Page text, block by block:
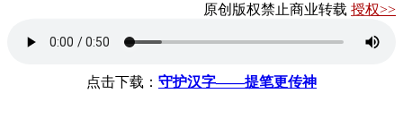
原创版权禁止商业转载 授权>>
点击下载： 守护汉字——提笔更传神